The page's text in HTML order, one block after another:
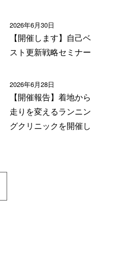
2026年6月30日
【開催します】自己ベ
スト更新戦略セミナー
2026年6月28日
【開催報告】着地から
走りを変えるランニン
グクリニックを開催し